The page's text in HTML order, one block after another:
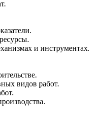
и инструментах.
видов работ.